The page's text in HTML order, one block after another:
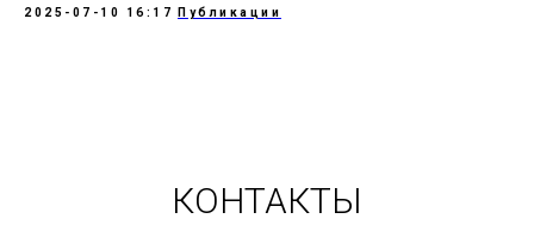
2025-07-10 16:17 Публикации
КОНТАКТЫ